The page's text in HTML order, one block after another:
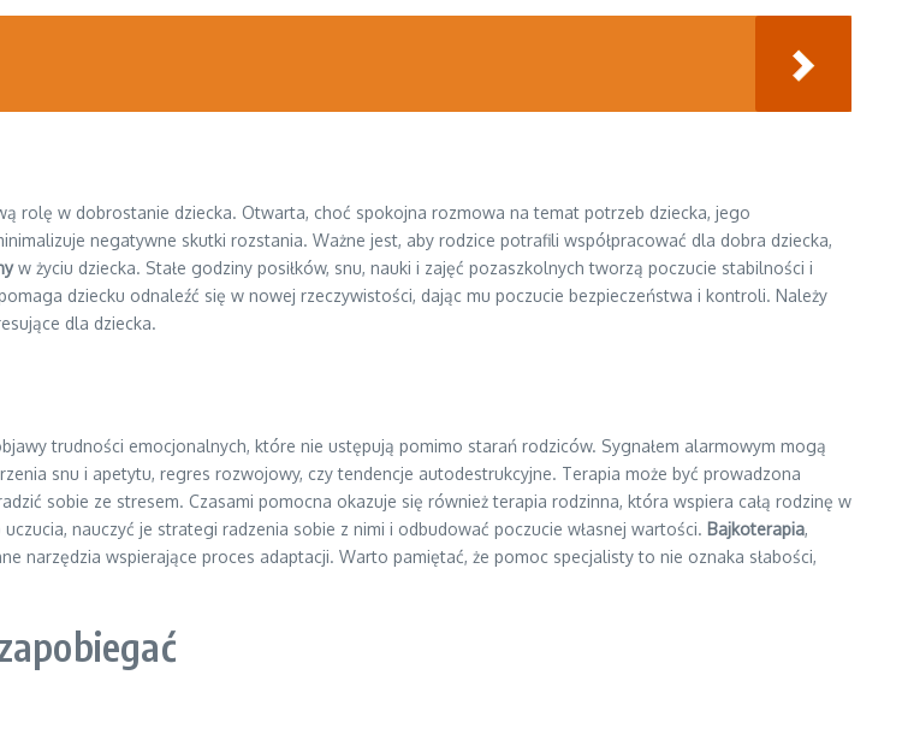
rolę w dobrostanie dziecka. Otwarta, choć spokojna rozmowa na temat potrzeb dziecka, jego
negatywne skutki rozstania. Ważne jest, aby rodzice potrafili współpracować dla dobra dziecka,
w życiu dziecka. Stałe godziny posiłków, snu, nauki i zajęć pozaszkolnych tworzą poczucie stabilności i
dziecku odnaleźć się w nowej rzeczywistości, dając mu poczucie bezpieczeństwa i kontroli. Należy
dla dziecka.
trudności emocjonalnych, które nie ustępują pomimo starań rodziców. Sygnałem alarmowym mogą
snu i apetytu, regres rozwojowy, czy tendencje autodestrukcyjne. Terapia może być prowadzona
sobie ze stresem. Czasami pomocna okazuje się również terapia rodzinna, która wspiera całą rodzinę w
nauczyć je strategi radzenia sobie z nimi i odbudować poczucie własnej wartości. Bajkoterapia,
narzędzia wspierające proces adaptacji. Warto pamiętać, że pomoc specjalisty to nie oznaka słabości,